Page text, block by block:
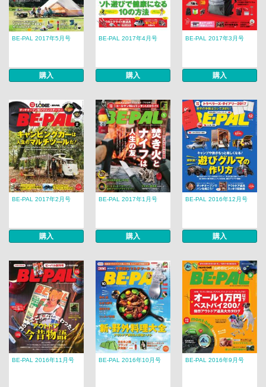
BE-PAL 2017年5月号
購入
BE-PAL 2017年4月号
購入
BE-PAL 2017年3月号
購入
BE-PAL 2017年2月号
購入
BE-PAL 2017年1月号
購入
BE-PAL 2016年12月号
購入
BE-PAL 2016年11月号 BE-PAL 2016年10月号 BE-PAL 2016年9月号